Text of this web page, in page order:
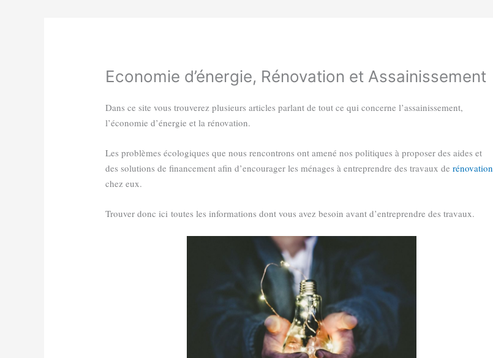
Economie d’énergie, Rénovation et Assainissement
Dans ce site vous trouverez plusieurs articles parlant de tout ce qui concerne l’assainissement,
l’économie d’énergie et la rénovation.
Les problèmes écologiques que nous rencontrons ont amené nos politiques à proposer des aides et
des solutions de financement afin d’encourager les ménages à entreprendre des travaux derénovation
chez eux.
Trouver donc ici toutes les informations dont vous avez besoin avant d’entreprendre des travaux.